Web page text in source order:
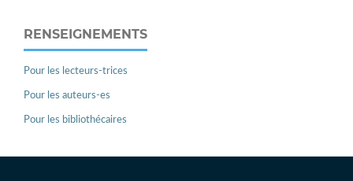
RENSEIGNEMENTS
Pour les lecteurs-trices
Pour les auteurs-es
Pour les bibliothécaires